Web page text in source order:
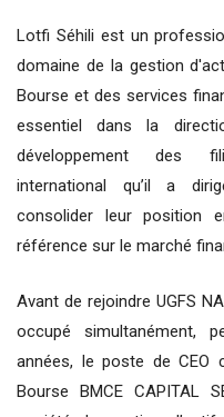
Lotfi Séhili est un
domaine de la gestion
Bourse et des services
essentiel dans la
développement des
international qu’il a
consolider leur position
référence sur le marché
Avant de rejoindre UGFS
occupé simultanément,
années, le poste de CEO
Bourse BMCE CAPITAL